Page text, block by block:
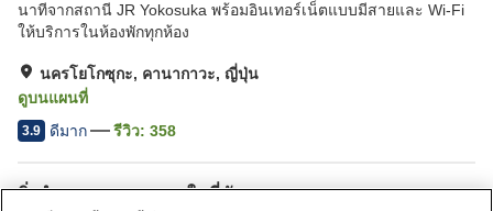
นาทีจากสถานี JR Yokosuka พร้อมอินเทอร์เน็ตแบบมีสายและ Wi-Fi
ให้บริการในห้องพักทุกห้อง
นครโยโกซุกะ, คานากาวะ, ญี่ปุ่น
ดูบนแผนที่
3.9 ดีมาก รีวิว: 358
สิ่งอำนวยความสะดวกในที่พัก